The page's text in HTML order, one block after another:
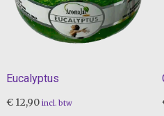
Eucalyptus
€12,90 incl. btw